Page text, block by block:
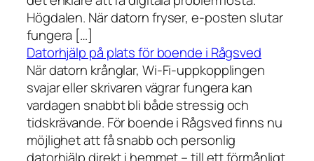
Högdalen. När datorn fryser, e-posten slutar
fungera […]
Datorhjälp på plats för boende i Rågsved
När datorn krånglar, Wi-Fi-uppkopplingen
svajar eller skrivaren vägrar fungera kan
vardagen snabbt bli både stressig och
tidskrävande. För boende i Rågsved finns nu
möjlighet att få snabb och personlig